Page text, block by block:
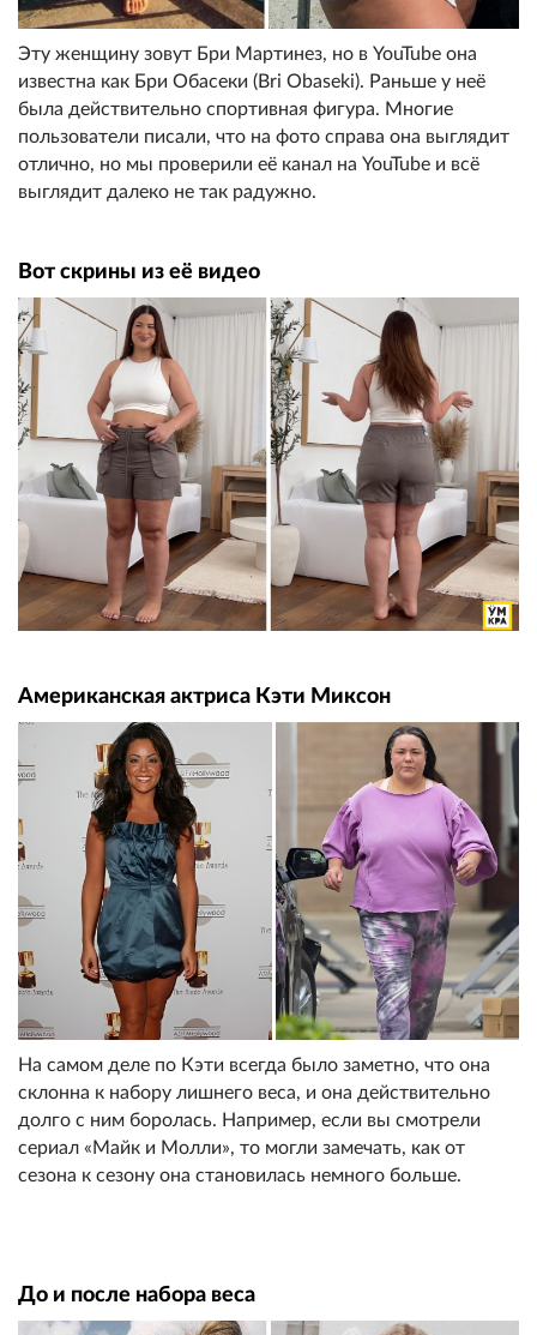
Эту женщину зовут Бри Мартинез, но в YouTube она
известна как Бри Обасеки (Bri Obaseki). Раньше у неё
была действительно спортивная фигура. Многие
пользователи писали, что на фото справа она выглядит
отлично, но мы проверили её канал на YouTube и всё
выглядит далеко не так радужно.
Вот скрины из её видео
Американская актриса Кэти Миксон
На самом деле по Кэти всегда было заметно, что она
склонна к набору лишнего веса, и она действительно
долго с ним боролась. Например, если вы смотрели
сериал «Майк и Молли», то могли замечать, как от
сезона к сезону она становилась немного больше.
До и после набора веса